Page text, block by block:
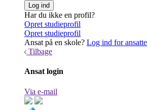
Har du ikke en profil?
Opret studieprofil
Opret studieprofil
Ansat på en skole? Log ind for ansatte
Tilbage
Ansat login
Via e-mail